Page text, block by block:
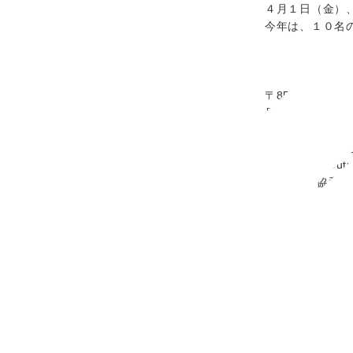
４月１日（金）
今年は、１０名
〒857-1171
長崎県佐世保市
お問い合わせ
(C) 2019 協和機